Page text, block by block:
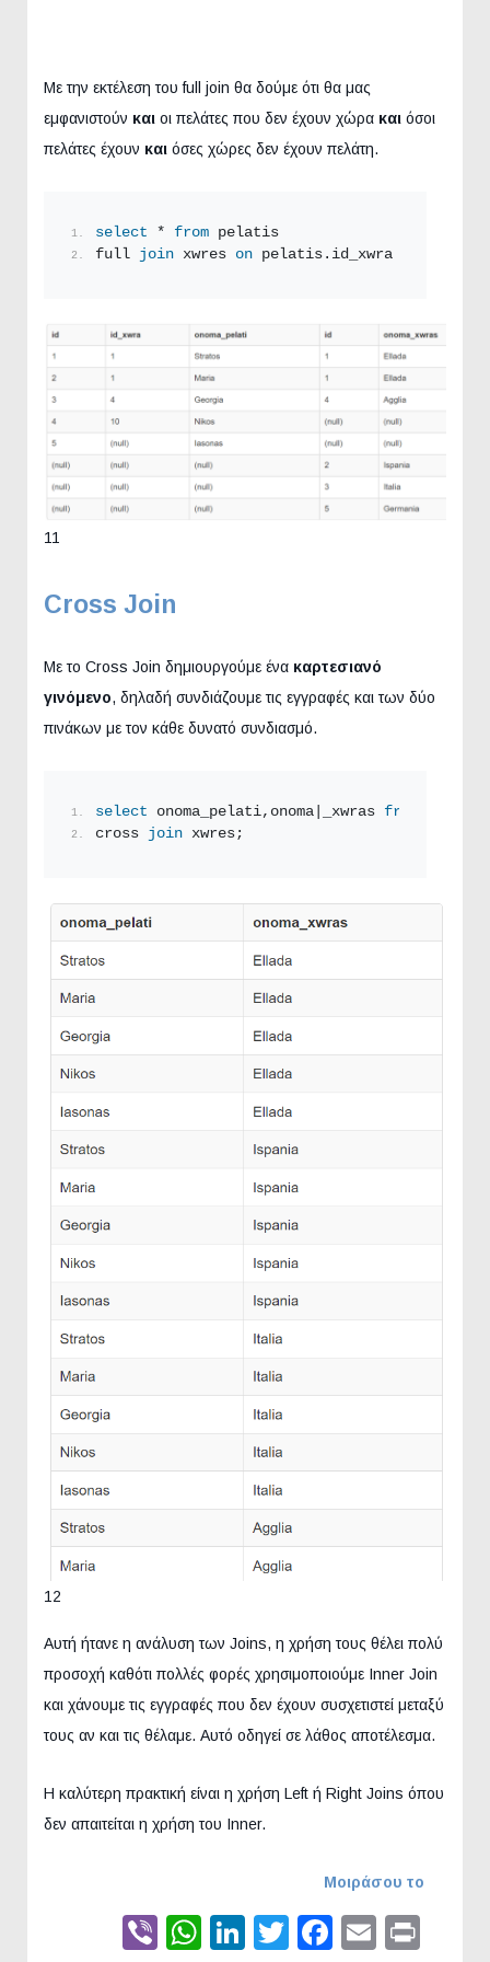
Με την εκτέλεση του full join θα δούμε ότι θα μας
εμφανιστούν και οι πελάτες που δεν έχουν χώρα και όσοι
πελάτες έχουν και όσες χώρες δεν έχουν πελάτη.
select * from pelatis
full join xwres on pelatis.id_xwra =
11
Cross Join
Με το Cross Join δημιουργούμε ένα καρτεσιανό
γινόμενο, δηλαδή συνδιάζουμε τις εγγραφές και των δύο
πινάκων με τον κάθε δυνατό συνδιασμό.
select onoma_pelati,onoma|_xwras from
cross join xwres;
12
Αυτή ήτανε η ανάλυση των Joins, η χρήση τους θέλει πολύ
προσοχή καθότι πολλές φορές χρησιμοποιούμε Inner Join
και χάνουμε τις εγγραφές που δεν έχουν συσχετιστεί μεταξύ
τους αν και τις θέλαμε. Αυτό οδηγεί σε λάθος αποτέλεσμα.
Η καλύτερη πρακτική είναι η χρήση Left ή Right Joins όπου
δεν απαιτείται η χρήση του Inner.
Μοιράσου το
ViberWhatsApp
LinkedIn
TwitterEmail